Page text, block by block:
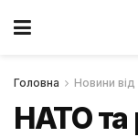
Головна Новини від
НАТО та